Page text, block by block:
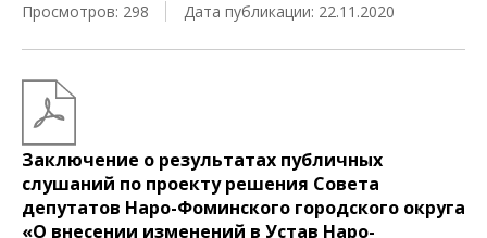
Просмотров: 298
Дата публикации: 22.11.2020
Заключение о результатах публичных
слушаний по проекту решения Совета
депутатов Наро-Фоминского городского округа
«О внесении изменений в Устав Наро-